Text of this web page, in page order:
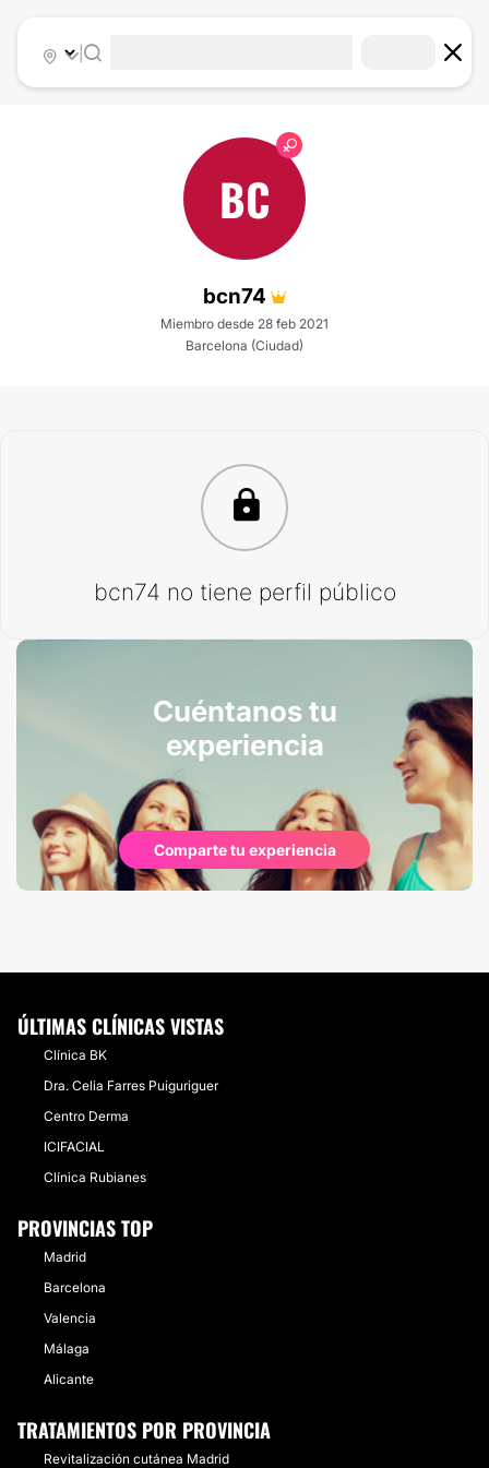
|
BC
bcn74
Miembro desde 28 feb 2021
Barcelona (Ciudad)
bcn74 no tiene perfil público
Cuéntanos tu
experiencia
Comparte tu experiencia
ÚLTIMAS CLÍNICAS VISTAS
Clínica BK
Dra. Celia Farres Puiguriguer
Centro Derma
ICIFACIAL
Clínica Rubianes
PROVINCIAS TOP
Madrid
Barcelona
Valencia
Málaga
Alicante
TRATAMIENTOS POR PROVINCIA
Revitalización cutánea Madrid